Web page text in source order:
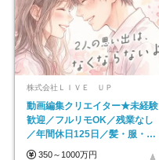
株式会社ＬＩＶＥ ＵＰ
動画編集クリエイター★未経験
歓迎／フルリモOK／残業なし
／年間休日125日／髪・服・ネ
イル自由／研修充実で安心
350～1000万円